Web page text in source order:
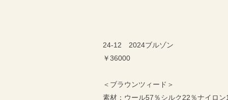
24-12 2024ブルゾン
￥36000
＜ブラウンツィード＞
素材：ウール57％シルク22％ナイロ